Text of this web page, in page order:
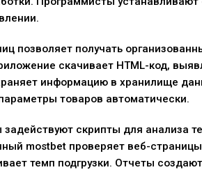
позволяет получать
скачивает HTML-код,
информацию в хранилище
товаров автоматически.
задействуют скрипты для анализа
mostbet проверяет веб-
темп подгрузки. Отчеты